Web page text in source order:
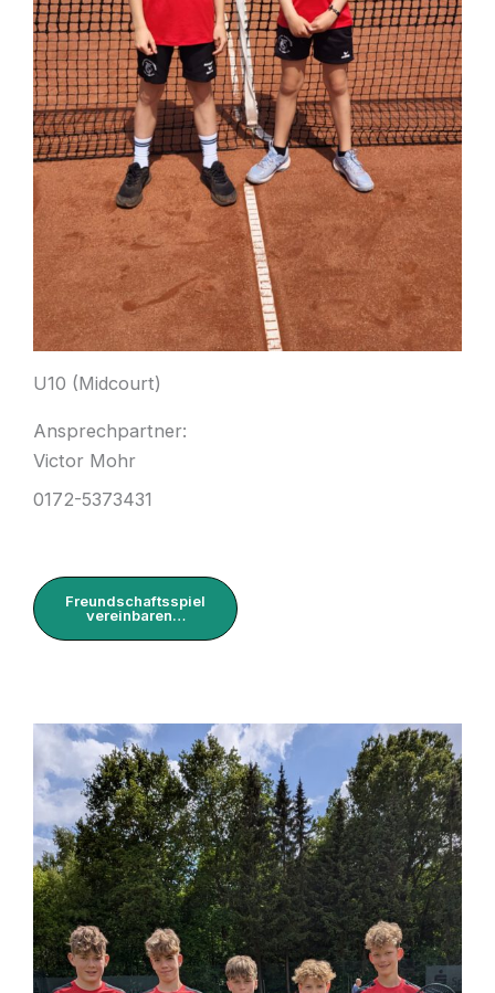
U10 (Midcourt)
Ansprechpartner:
Victor Mohr
0172-5373431
Freundschaftsspiel
vereinbaren…